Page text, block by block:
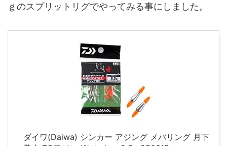
ｇのスプリットリグでやってみる事にしました。
ダイワ(Daiwa) シンカー アジング メバリング 月下